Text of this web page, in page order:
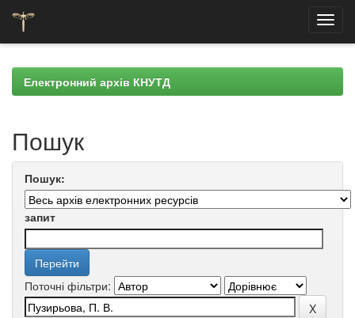
navigationЕлектронний архів КНУТД
Пошук
Пошук:
запит
Поточні фільтри: